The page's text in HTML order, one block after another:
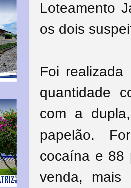
Loteamento
os dois
Foi
quantidade
com a
papelão.
cocaína e 88
venda, mais